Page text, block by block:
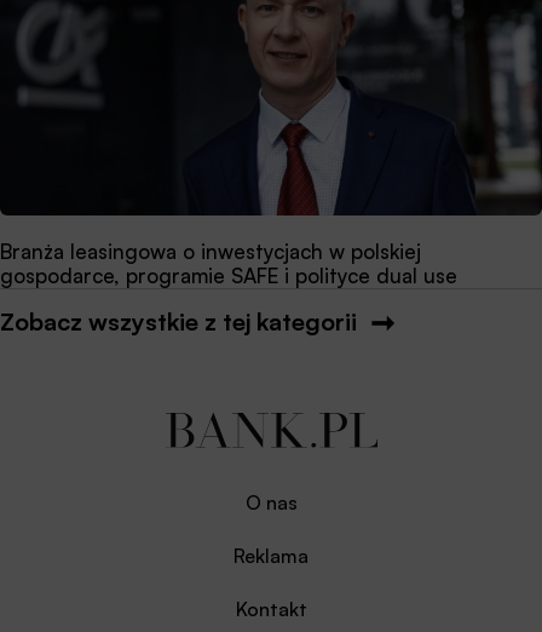
Branża leasingowa o inwestycjach w polskiej
gospodarce, programie SAFE i polityce dual use
Zobacz wszystkie z tej kategorii
O nas
Reklama
Kontakt